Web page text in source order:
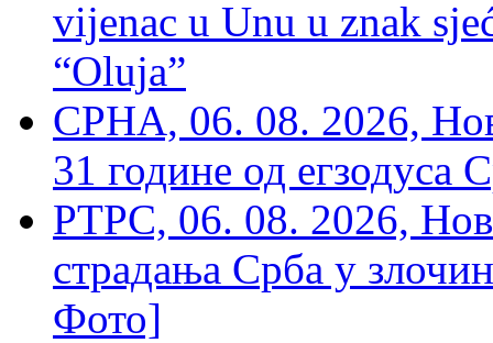
vijenac u Unu u znak
“Oluja”
СРНА, 06. 08. 2026,
31 године од егзодуса
РТРС, 06. 08. 2026,
страдања Срба у
Фото]